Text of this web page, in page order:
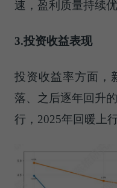
速，盈利质量持续优
3.投资收益表现
投资收益率方面，
落、之后逐年回升
行，2025年回暖上